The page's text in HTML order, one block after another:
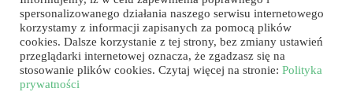
Egzamin mistrzowski MIF 2026. Pięć
spersonalizowanego działania naszego serwisu internetowego
korzystamy z informacji zapisanych za pomocą plików
cookies. Dalsze korzystanie z tej strony, bez zmiany ustawień
przeglądarki internetowej oznacza, że zgadzasz się na
stosowanie plików cookies. Czytaj więcej na stronie: Polityka
prywatności